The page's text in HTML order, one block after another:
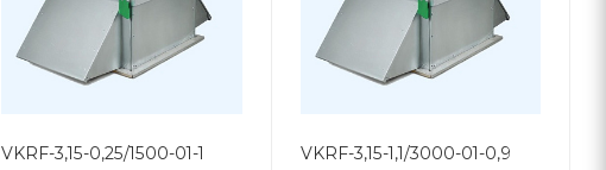
VKRF-3,15-0,25/1500-01-1
VKRF-3,15-1,1/3000-01-0,9